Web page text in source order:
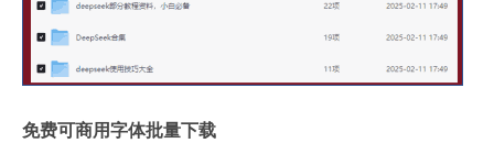
免费可商用字体批量下载